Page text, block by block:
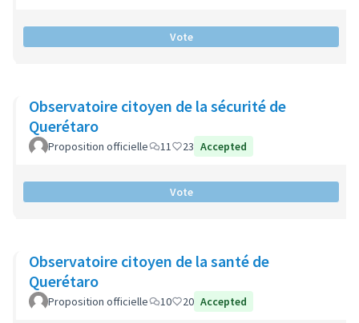
Vote
Observatoire citoyen de la sécurité de
Querétaro
Proposition officielle 11 23 Accepted
Vote
Observatoire citoyen de la santé de
Querétaro
Proposition officielle 10 20 Accepted